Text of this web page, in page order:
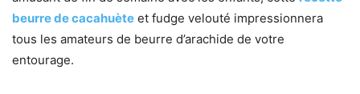
beurre de cacahuète et fudge velouté impressionnera
tous les amateurs de beurre d’arachide de votre
entourage.